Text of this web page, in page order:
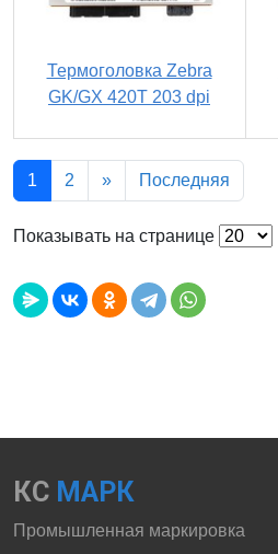
Термоголовка Zebra
GK/GX 420T 203 dpi
1 2 » Последняя
Показывать на странице
КС МАРК
Промышленная маркировка